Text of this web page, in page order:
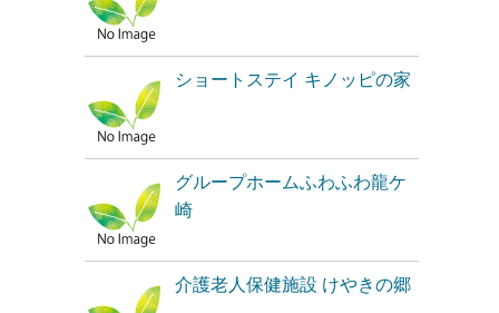
ショートステイ キノッピの家
グループホームふわふわ龍ケ
崎
介護老人保健施設 けやきの郷